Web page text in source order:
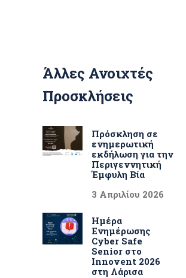
Άλλες Ανοιχτές
Προσκλήσεις
Πρόσκληση σε
ενημερωτική
εκδήλωση για την
Περιγεννητική
Έμφυλη Βία
3 Απριλίου 2026
Ημέρα
Ενημέρωσης
Cyber Safe
Senior στο
Innovent 2026
στη Λάρισα